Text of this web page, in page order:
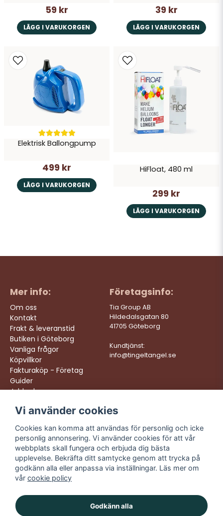
59 kr
LÄGG I VARUKORGEN
39 kr
LÄGG I VARUKORGEN
Elektrisk Ballongpump
499 kr
LÄGG I VARUKORGEN
HiFloat, 480 ml
299 kr
LÄGG I VARUKORGEN
Mer info:
Om oss
Kontakt
Frakt & leveranstid
Butiken i Göteborg
Vanliga frågor
Köpvillkor
Fakturaköp - Företag
Guider
Jobba hos oss
Företagsinfo:
Tia Group AB
Hildedalsgatan 80
41705 Göteborg
Kundtjänst:
info@tingeltangel.se
Följ oss:
Instagram
Facebook
TikTok
YouTube
Vi levererar:
Snabba leveranser
Trygga köp
Fri frakt över 499:-
Trevlig kundtjänst
Vi använder cookies
Cookies kan komma att användas för personlig och icke
personlig annonsering. Vi använder cookies för att vår
webbplats skall fungera och erbjuda dig bästa
upplevelse. Bekräfta ditt samtycke genom att trycka på
godkänn alla eller anpassa via inställningar. Läs mer om
vår cookie policy
Godkänn alla